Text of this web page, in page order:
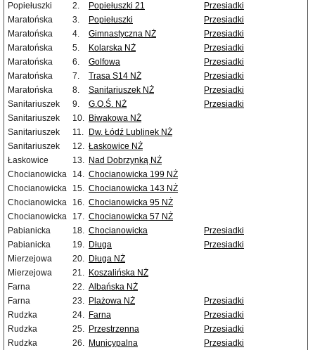
Popiełuszki
2. Popiełuszki 21
Przesiadki
Maratońska
3. Popiełuszki
Przesiadki
Maratońska
4. Gimnastyczna NŻ
Przesiadki
Maratońska
5. Kolarska NŻ
Przesiadki
Maratońska
6. Golfowa
Przesiadki
Maratońska
7. Trasa S14 NŻ
Przesiadki
Maratońska
8. Sanitariuszek NŻ
Przesiadki
Sanitariuszek
9. G.O.Ś. NŻ
Przesiadki
Sanitariuszek
10. Biwakowa NŻ
Sanitariuszek
11.
Dw. Łódź Lublinek NŻ
Sanitariuszek
12. Łaskowice NŻ
Łaskowice
13. Nad Dobrzynką NŻ
Chocianowicka
14. Chocianowicka 199 NŻ
Chocianowicka
15. Chocianowicka 143 NŻ
Chocianowicka
16. Chocianowicka 95 NŻ
Chocianowicka
17. Chocianowicka 57 NŻ
Pabianicka
18. Chocianowicka
Przesiadki
Pabianicka
19. Długa
Przesiadki
Mierzejowa
20. Długa NŻ
Mierzejowa
21. Koszalińska NŻ
Farna
22. Albańska NŻ
Farna
23. Plażowa NŻ
Przesiadki
Rudzka
24. Farna
Przesiadki
Rudzka
25. Przestrzenna
Przesiadki
Rudzka
26. Municypalna
Przesiadki